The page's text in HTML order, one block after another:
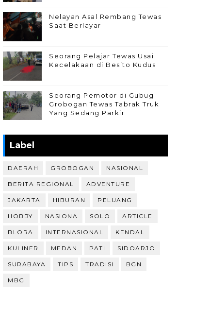
Nelayan Asal Rembang Tewas
Saat Berlayar
Seorang Pelajar Tewas Usai
Kecelakaan di Besito Kudus
Seorang Pemotor di Gubug
Grobogan Tewas Tabrak Truk
Yang Sedang Parkir
Label
DAERAH GROBOGAN NASIONAL
BERITA REGIONAL ADVENTURE
JAKARTA HIBURAN PELUANG
HOBBY NASIONA SOLO ARTICLE
BLORA INTERNASIONAL KENDAL
KULINER MEDAN PATI SIDOARJO
SURABAYA TIPS TRADISI BGN
MBG